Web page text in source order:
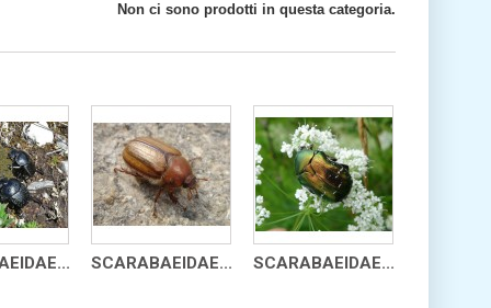
Non ci sono prodotti in questa categoria.
SCARABAEIDAE... SCARABAEIDAE...